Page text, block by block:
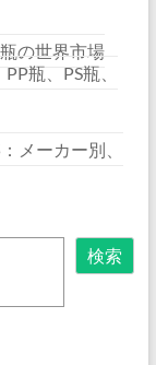
の世界市場
瓶、PS瓶、
メーカー別、
検索